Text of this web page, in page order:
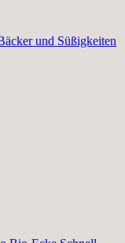
und Süßigkeiten